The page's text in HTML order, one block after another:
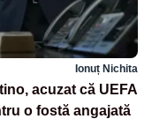
Ionuț Nichita
acuzat că UEFA
o fostă angajată